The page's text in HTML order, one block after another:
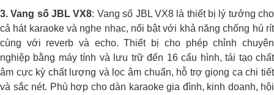
3. Vang số JBL VX8: Vang số JBL VX8 là thiết bị lý tưởng cho
cả hát karaoke và nghe nhạc, nổi bật với khả năng chống hú rít
cùng với reverb và echo. Thiết bị cho phép chỉnh chuyên
nghiệp bằng máy tính và lưu trữ đến 16 cấu hình, tái tạo chất
âm cực kỳ chất lượng và lọc âm chuẩn, hỗ trợ giọng ca chi tiết
và sắc nét. Phù hợp cho dàn karaoke gia đình, kinh doanh, hội